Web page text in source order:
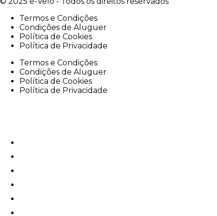
Termos e Condições
Condições de Aluguer
Política de Cookies
Política de Privacidade
Termos e Condições
Condições de Aluguer
Política de Cookies
Política de Privacidade